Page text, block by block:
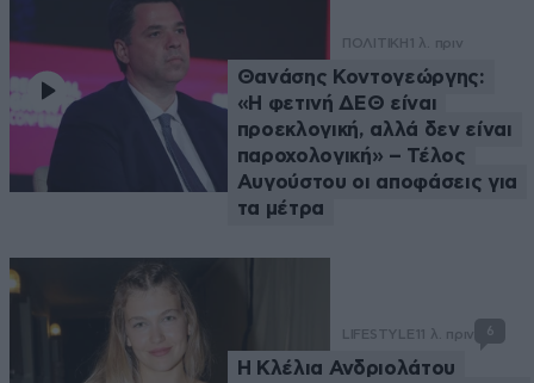
ΠΟΛΙΤΙΚΗ 1 λ. πριν
Θανάσης Κοντογεώργης:
«Η φετινή ΔΕΘ είναι
προεκλογική, αλλά δεν είναι
παροχολογική» – Τέλος
Αυγούστου οι αποφάσεις για
τα μέτρα
LIFESTYLE 11 λ. πριν 6
Η Κλέλια Ανδριολάτου